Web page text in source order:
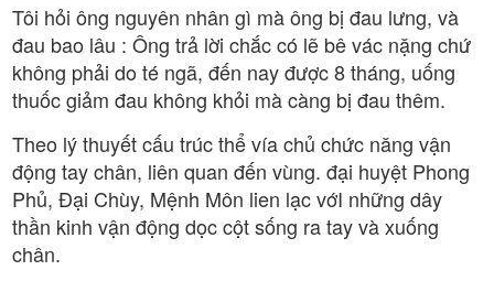
Tôi hỏi ông nguyên nhân gì mà ông bị đau lưng, và
đau bao lâu : Ông trả lời chắc có lẽ bê vác nặng chứ
không phải do té ngã, đến nay được 8 tháng, uống
thuốc giảm đau không khỏi mà càng bị đau thêm.
Theo lý thuyết cấu trúc thể vía chủ chức năng vận
động tay chân, liên quan đến vùng. đại huyệt Phong
Phủ, Đại Chùy, Mệnh Môn lien lạc vớI những dây
thần kinh vận động dọc cột sống ra tay và xuống
chân.